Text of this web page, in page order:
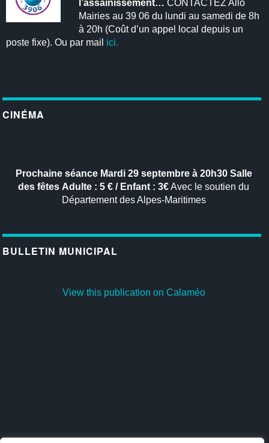
l’assainissement… CONTACTEZ Allo
Mairies au 39 06 du lundi au samedi de 8h
à 20h (Coût d’un appel local depuis un
poste fixe). Ou par mail ici.
CINÉMA
Prochaine séanceMardi 29 septembre à 20h30 Salle
des fêtes Adulte : 5 € / Enfant : 3€Avec le soutien du
Département des Alpes-Maritimes
BULLETIN MUNICIPAL
View this publication on Calaméo